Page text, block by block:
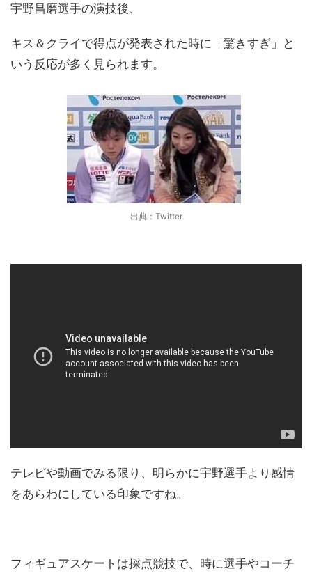
宇野昌磨選手の演技後、
キス＆クライで得点が発表された時に「驚きすぎ」と
いう反応が多く見られます。
出典：Twitter
テレビや動画でみる限り、明らかに宇野選手より感情
をあらわにしている印象ですね。
フィギュアスケートは採点競技で、時に選手やコーチ